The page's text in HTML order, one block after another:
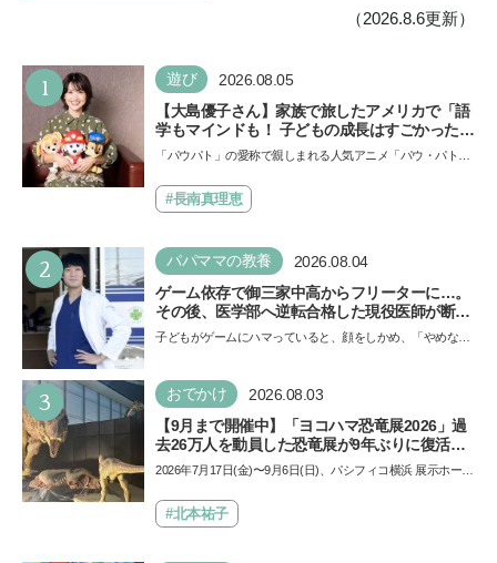
（2026.8.6更新）
1 遊び 2026.08.05
【大島優子さん】家族で旅したアメリカで「語
学もマインドも！ 子どもの成長はすごかった」
声優をつとめた映画『パウ・パトロール ザ・ダ
できると子どもに知ってほしい
「パウパト」の愛称で親しまれる人気アニメ「パウ・パトロ
ザ…
#長南真理恵
2 パパママの教養 2026.08.04
ゲーム依存で御三家中高からフリーターに…。
その後、医学部へ逆転合格した現役医師が断言
「ゲームの経験が受験勉強に役立った」そう考
子どもがゲームにハマっていると、顔をしかめ、「やめなさ
い…
3 おでかけ 2026.08.03
【9月まで開催中】「ヨコハマ恐竜展2026」過
去26万人を動員した恐竜展が9年ぶりに復活！
夏休みのおでかけで楽しむポイントを完全ガイ
2026年7月17日(金)〜9月6日(日)、パシフィコ横浜 展示ホール
催…
#北本祐子